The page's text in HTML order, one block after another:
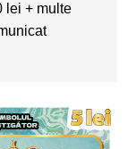
lei + multe